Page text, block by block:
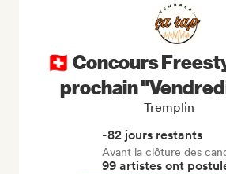
🇨🇭 Concours
prochain
Tremplin
-82 jours restants
Avant la clôture des
99 artistes ont